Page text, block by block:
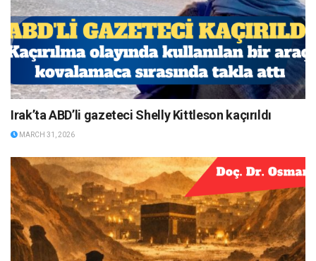
Irak’ta ABD’li gazeteci Shelly Kittleson kaçırıldı
MARCH 31, 2026